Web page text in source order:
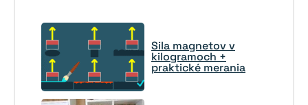
Sila magnetov v
kilogramoch +
praktické merania